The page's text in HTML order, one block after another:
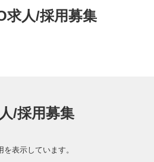
求人/採用募集
/採用募集
表示しています。